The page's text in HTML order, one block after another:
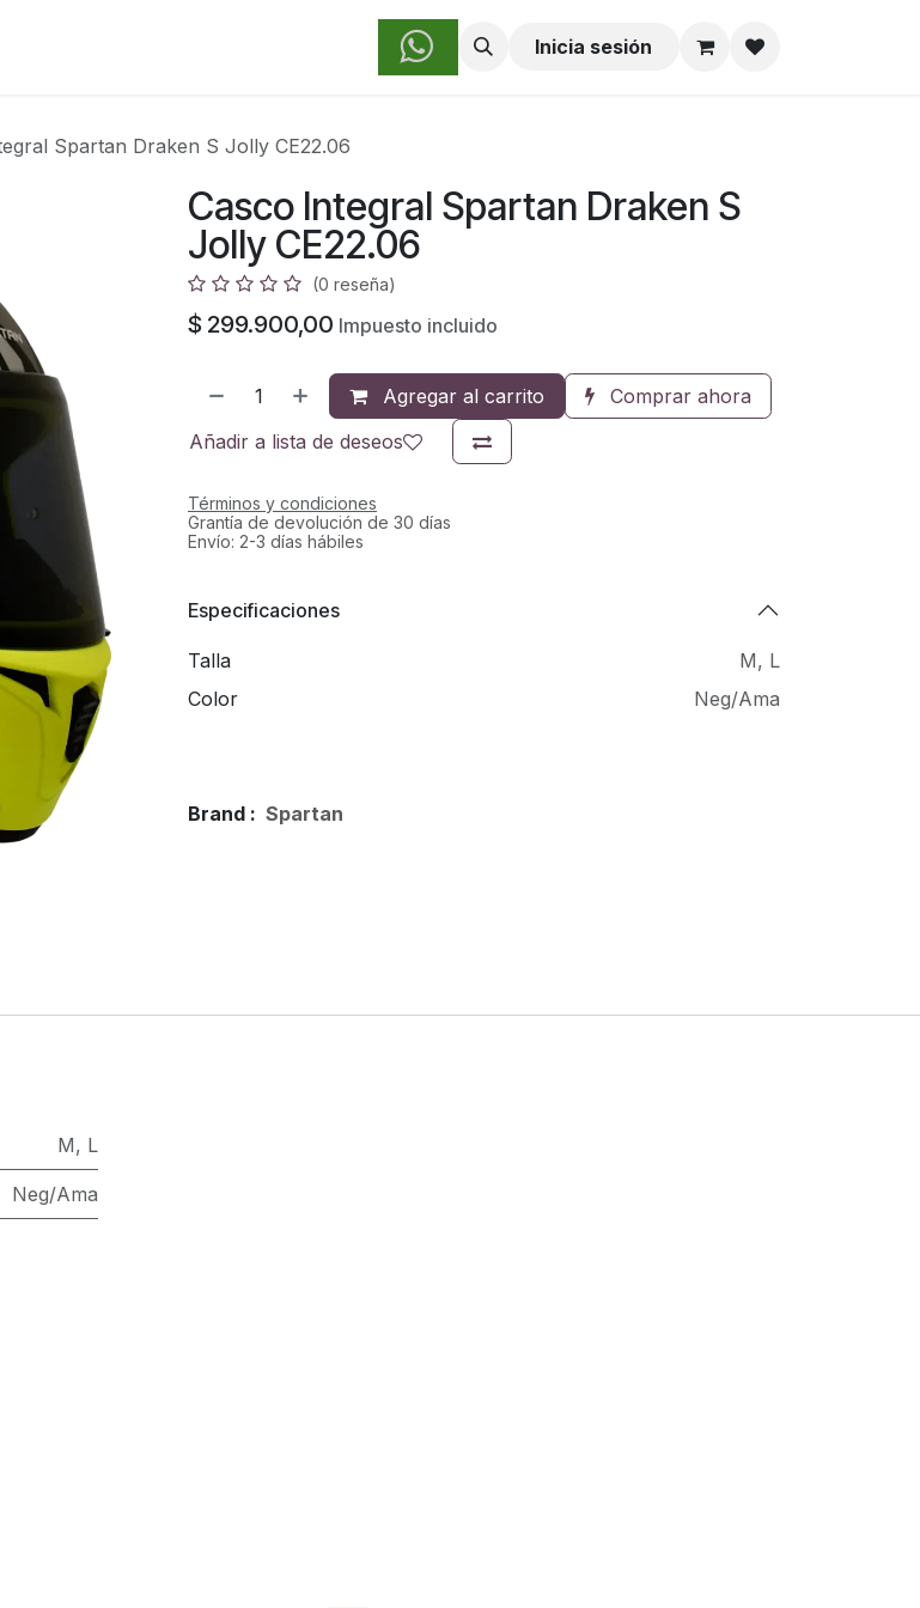
Sobre Nosotros Inicia sesión
Spartan Draken S Jolly CE22.06
Casco Integral Spartan Draken S
Jolly CE22.06
(0 reseña)
$ 299.900,00 Impuesto incluido
Agregar al carrito
Comprar ahora
Añadir a lista de deseos
Términos y condiciones
Grantía de devolución de 30 días
Envío: 2-3 días hábiles
Especificaciones
Talla M, L
Color
Neg/Ama
Brand : Spartan
M, L
Neg/Ama